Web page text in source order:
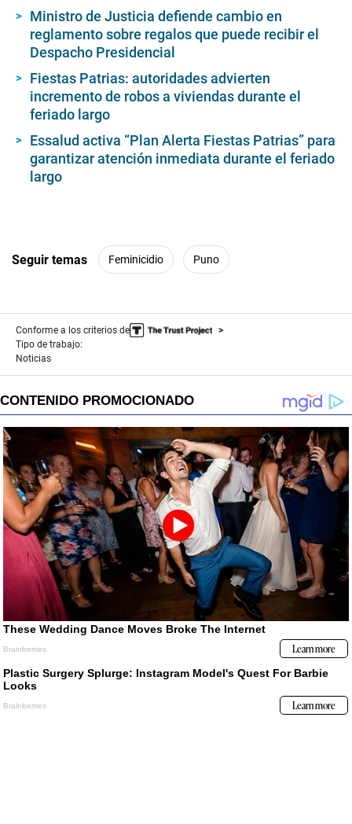
Ministro de Justicia defiende cambio en
reglamento sobre regalos que puede recibir el
Despacho Presidencial
Fiestas Patrias: autoridades advierten
incremento de robos a viviendas durante el
feriado largo
Essalud activa “Plan Alerta Fiestas Patrias” para
garantizar atención inmediata durante el feriado
largo
Seguir temas Feminicidio Puno
Conforme a los criterios de
Tipo de trabajo:
Noticias